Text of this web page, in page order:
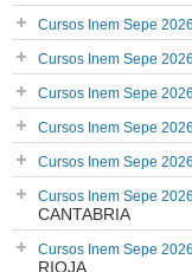
Cursos Inem Sepe 2026
Cursos Inem Sepe 2026
Cursos Inem Sepe 2026
Cursos Inem Sepe 2026
Cursos Inem Sepe 2026
Cursos Inem Sepe 2026
CANTABRIA
Cursos Inem Sepe 2026
RIOJA